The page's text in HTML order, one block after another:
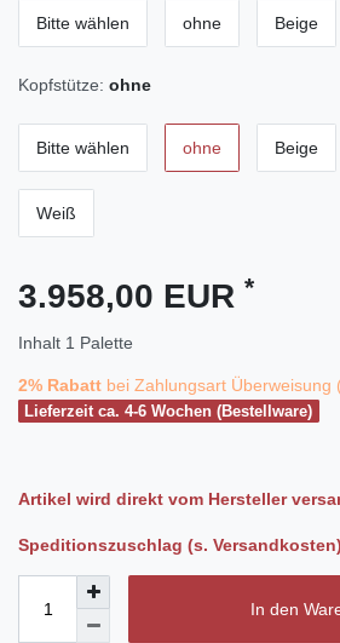
Bitte wählen ohne Beige
Kopfstütze: ohne
Bitte wählen ohne Beige
Weiß
3.958,00 EUR *
Inhalt 1 Palette
2% Rabatt bei Zahlungsart Überweisung
Lieferzeit ca. 4-6 Wochen (Bestellware)
Artikel wird direkt vom Hersteller
Speditionszuschlag (s. Versandkosten)
In den